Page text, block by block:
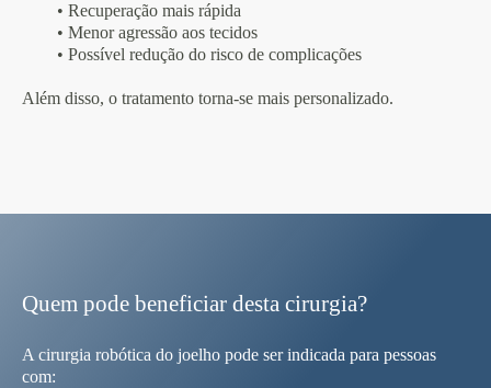
• Recuperação mais rápida
• Menor agressão aos tecidos
• Possível redução do risco de complicações
Além disso, o tratamento torna-se mais personalizado.
Quem pode beneficiar desta cirurgia?
A cirurgia robótica do joelho pode ser indicada para pessoas
com: